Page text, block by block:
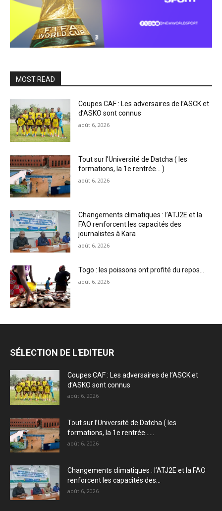
MOST READ
Coupes CAF : Les adversaires de l’ASCK et
d’ASKO sont connus
août 6, 2026
Tout sur l’Université de Datcha ( les
formations, la 1e rentrée… )
août 6, 2026
Changements climatiques : l’ATJ2E et la
FAO renforcent les capacités des
journalistes à Kara
août 6, 2026
Togo : les poissons ont profité du repos…
août 6, 2026
SÉLECTION DE L'EDITEUR
Coupes CAF : Les adversaires de l’ASCK et
d’ASKO sont connus
août 6, 2026
Tout sur l’Université de Datcha ( les
formations, la 1e rentrée…...
août 6, 2026
Changements climatiques : l’ATJ2E et la FAO
renforcent les capacités des...
août 6, 2026